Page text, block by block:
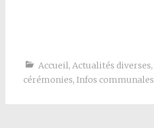
Accueil, Actualités diverses,
cérémonies, Infos communales